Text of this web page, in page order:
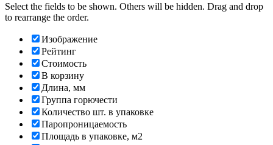
Select the fields to be shown. Others will be hidden. Drag and drop
to rearrange the order.
Изображение
Рейтинг
Стоимость
В корзину
Длина, мм
Группа горючести
Количество шт. в упаковке
Паропроницаемость
Площадь в упаковке, м2